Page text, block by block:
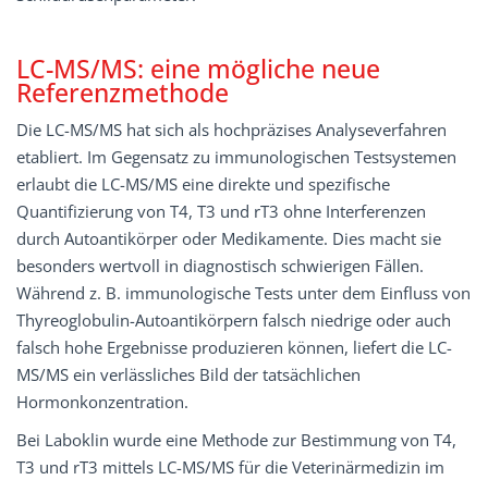
LC-MS/MS: eine mögliche neue
Referenzmethode
Die LC-MS/MS hat sich als hochpräzises Analyseverfahren
etabliert. Im Gegensatz zu immunologischen Testsystemen
erlaubt die LC-MS/MS eine direkte und spezifische
Quantifizierung von T4, T3 und rT3 ohne Interferenzen
durch Autoantikörper oder Medikamente. Dies macht sie
besonders wertvoll in diagnostisch schwierigen Fällen.
Während z. B. immunologische Tests unter dem Einfluss von
Thyreoglobulin-Autoantikörpern falsch niedrige oder auch
falsch hohe Ergebnisse produzieren können, liefert die LC-
MS/MS ein verlässliches Bild der tatsächlichen
Hormonkonzentration.
Bei Laboklin wurde eine Methode zur Bestimmung von T4,
T3 und rT3 mittels LC-MS/MS für die Veterinärmedizin im